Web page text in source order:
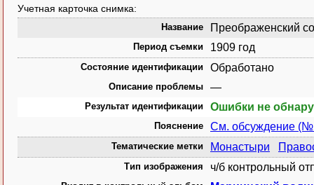
Учетная карточка снимка:
Название Преображенский
Период съемки 1909 год
Состояние идентификации Обработано
Описание проблемы —
Результат идентификации Ошибки не
Пояснение См. обсуждение
Тематические метки Монастыри
Тип изображения ч/б контрольный